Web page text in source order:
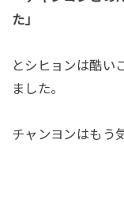
た」
とシヒョンは酷い
ました。
チャンヨンはもう